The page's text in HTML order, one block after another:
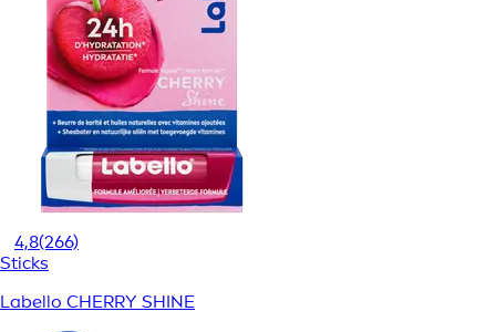
4,8(266)
Sticks
Labello CHERRY SHINE